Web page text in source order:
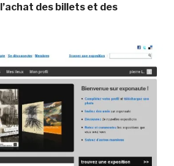
l’achat des billets et des